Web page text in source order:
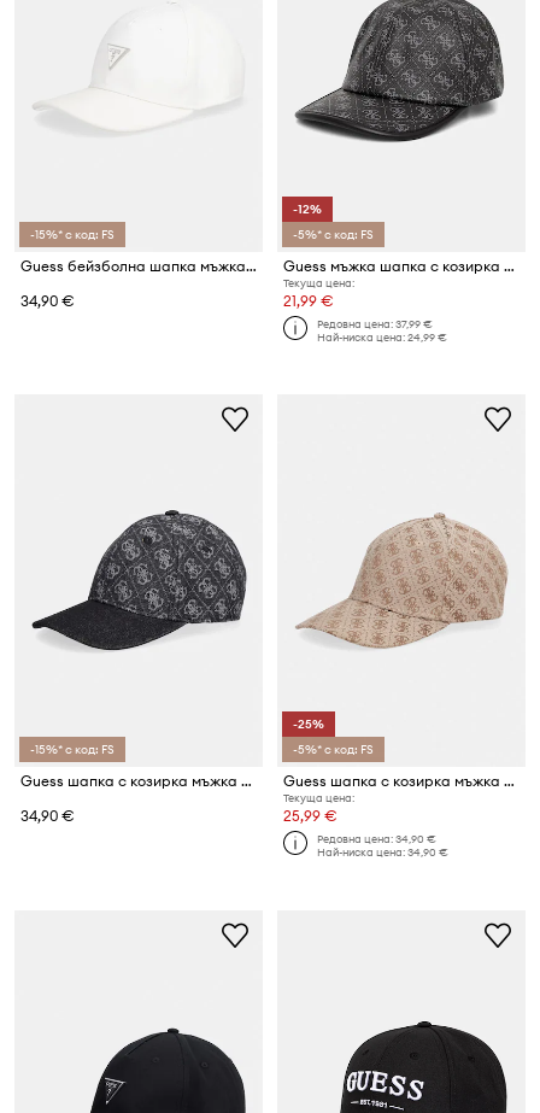
-15%* с код: FS
Guess бейзболна шапка мъжка от памук MILANO
34,90 €
-12%
-5%* с код: FS
Guess мъжка шапка с козирка MILANO
Текуща цена:
21,99 €
Редовна цена:37,99 €
Най-ниска цена:24,99 €
-15%* с код: FS
Guess шапка с козирка мъжка от деним BERLIN
34,90 €
-25%
-5%* с код: FS
Guess шапка с козирка мъжка MILANO
Текуща цена:
25,99 €
Редовна цена:34,90 €
Най-ниска цена:34,90 €